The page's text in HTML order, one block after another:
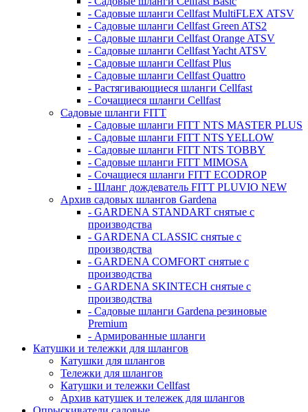
- Садовые шланги Cellfast MultiFLEX ATSV
- Садовые шланги Cellfast Green ATS2
- Садовые шланги Cellfast Orange ATSV
- Садовые шланги Cellfast Yacht ATSV
- Садовые шланги Cellfast Plus
- Садовые шланги Cellfast Quattro
- Растягивающиеся шланги Cellfast
- Сочащиеся шланги Cellfast
Садовые шланги FITT
- Садовые шланги FITT NTS MASTER PLUS
- Садовые шланги FITT NTS YELLOW
- Садовые шланги FITT NTS TOBBY
- Садовые шланги FITT MIMOSA
- Сочащиеся шланги FITT ECODROP
- Шланг дождеватель FITT PLUVIO NEW
Архив садовых шлангов Gardena
- GARDENA STANDART снятые с
производства
- GARDENA CLASSIC снятые с
производства
- GARDENA COMFORT снятые с
производства
- GARDENA SKINTECH снятые с
производства
- Садовые шланги Gardena резиновые
Premium
- Армированные шланги
Катушки и тележки для шлангов
Катушки для шлангов
Тележки для шлангов
Катушки и тележки Cellfast
Архив катушек и тележек для шлангов